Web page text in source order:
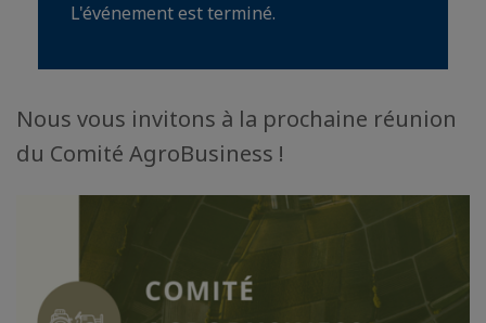
L'événement est terminé.
Nous vous invitons à la prochaine réunion
du Comité AgroBusiness !